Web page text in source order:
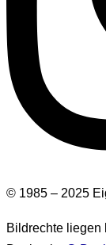
© 1985 – 2025
Bildrechte liegen